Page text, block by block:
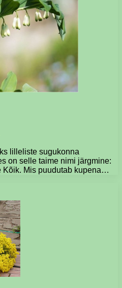
lilleliste sugukonna
on selle taime nimi järgmine:
Kõik. Mis puudutab kupena…